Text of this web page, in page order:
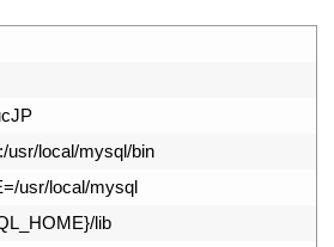
:/usr/local/mysql/bin
=/usr/local/mysql
}/lib